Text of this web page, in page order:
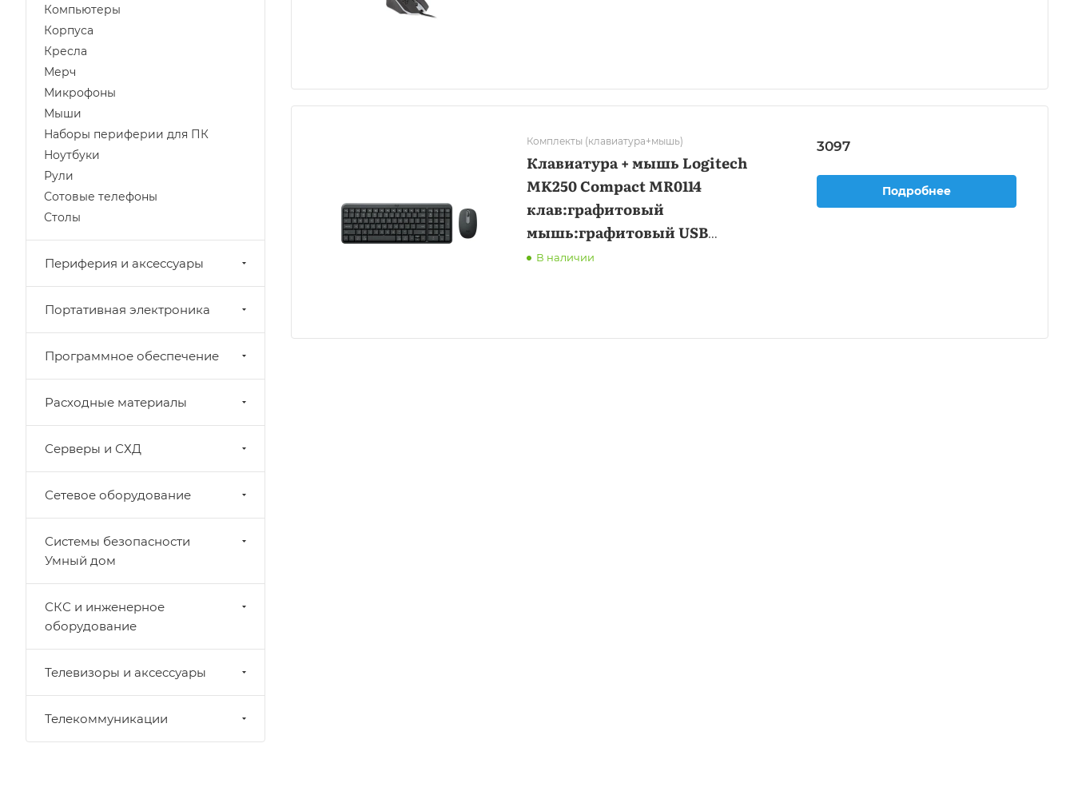
Комплекты (клавиатура+мышь)
Клавиатура + мышь Logitech
MK250 Compact MR0114
клав:графитовый
мышь:графитовый USB
беспроводная BT Multimedia (920-
В наличии
3097
Подробнее
Компьютеры
Корпуса
Кресла
Мерч
Микрофоны
Мыши
Наборы периферии для ПК
Ноутбуки
Рули
Сотовые телефоны
Столы
Периферия и аксессуары
Портативная электроника
Программное обеспечение
Расходные материалы
Серверы и СХД
Сетевое оборудование
Системы безопасности
Умный дом
СКС и инженерное
оборудование
Телевизоры и аксессуары
Телекоммуникации